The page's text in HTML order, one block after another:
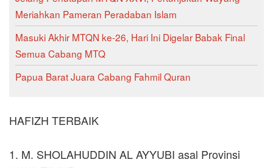
Meriahkan Pameran Peradaban Islam
Masuki Akhir MTQN ke-26, Hari Ini Digelar Babak Final
Semua Cabang MTQ
Papua Barat Juara Cabang Fahmil Quran
HAFIZH TERBAIK
1. M. SHOLAHUDDIN AL AYYUBI asal Provinsi